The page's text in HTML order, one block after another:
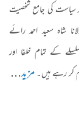
کی جامع شخصیت
شاہ سعید احمد رائے
کے تمام خلفا اور
کر رہے ہیں۔مزید...